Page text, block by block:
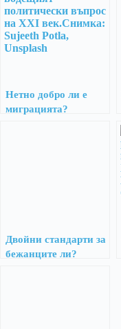
Нетно добро ли е
миграцията?
Двойни стандарти за
бежанците ли?